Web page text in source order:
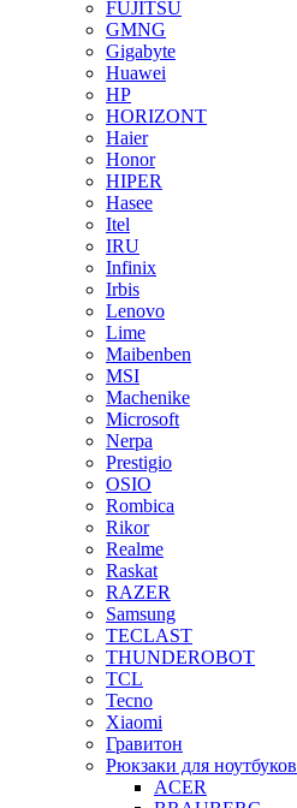
FUJITSU
GMNG
Gigabyte
Huawei
HP
HORIZONT
Haier
Honor
HIPER
Hasee
Itel
IRU
Infinix
Irbis
Lenovo
Lime
Maibenben
MSI
Machenike
Microsoft
Nerpa
Prestigio
OSIO
Rombica
Rikor
Realme
Raskat
RAZER
Samsung
TECLAST
THUNDEROBOT
TCL
Tecno
Xiaomi
Гравитон
Рюкзаки для ноутбуков
ACER